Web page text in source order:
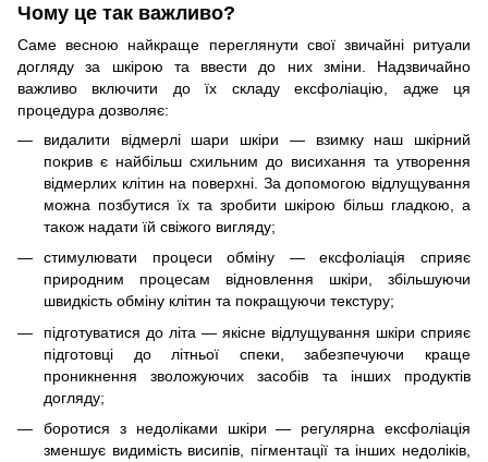
Чому це так важливо?
Саме весною найкраще переглянути свої звичайні ритуали
догляду за шкірою та ввести до них зміни. Надзвичайно
важливо включити до їх складу ексфоліацію, адже ця
процедура дозволяє:
видалити відмерлі шари шкіри — взимку наш шкірний
покрив є найбільш схильним до висихання та утворення
відмерлих клітин на поверхні. За допомогою відлущування
можна позбутися їх та зробити шкірою більш гладкою, а
також надати їй свіжого вигляду;
стимулювати процеси обміну — ексфоліація сприяє
природним процесам відновлення шкіри, збільшуючи
швидкість обміну клітин та покращуючи текстуру;
підготуватися до літа — якісне відлущування шкіри сприяє
підготовці до літньої спеки, забезпечуючи краще
проникнення зволожуючих засобів та інших продуктів
догляду;
боротися з недоліками шкіри — регулярна ексфоліація
зменшує видимість висипів, пігментації та інших недоліків,